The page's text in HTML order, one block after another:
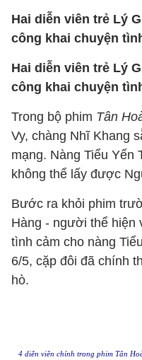
Hai diễn viên trẻ Lý
công khai chuyện
Hai diễn viên trẻ Lý
công khai chuyện
Trong bộ phim Tân
Vy, chàng Nhĩ Khang
mạng. Nàng Tiểu Yến
không thể lấy được
Bước ra khỏi phim
Hàng - người thể hiện
tình cảm cho nàng
6/5, cặp đôi đã chính
hò.
4 diễn viên chính trong phim Tân